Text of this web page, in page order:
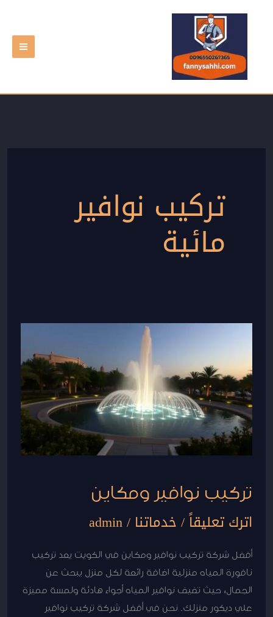
تخطي
المحتوى
تركيب نوافير
مائية
تركيب نوافير ومكاين
اترك تعليقاً/خدماتنا /
admin
أفضل شركة تركيب نوافير ومكاين في الكويت يعد تركيب
نافورة المياه منزلية اضافة رائعة لكل منزل يبحث عن
الجمال، حيث تضيف نوافير المياه أجواء هادئة ولمسة مميزة
علي ديكور منزلك. نحن في أفضل شركة تركيب نوافير
ومكاين